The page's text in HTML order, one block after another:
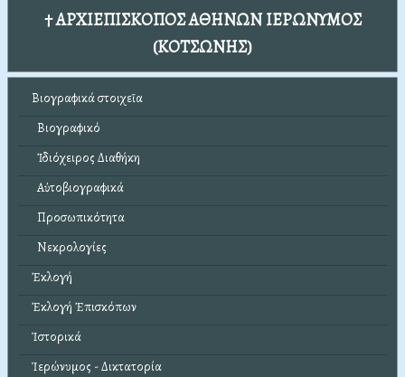
† ΑΡΧΙΕΠΙΣΚΟΠΟΣ ΑΘΗΝΩΝ ΙΕΡΩΝΥΜΟΣ
(ΚΟΤΣΩΝΗΣ)
Βιογραφικά στοιχεῖα
Βιογραφικό
Ἰδιόχειρος Διαθήκη
Αὐτοβιογραφικά
Προσωπικότητα
Νεκρολογίες
Ἐκλογή
Ἐκλογή Ἐπισκόπων
Ἱστορικά
Ἱερώνυμος - Δικτατορία